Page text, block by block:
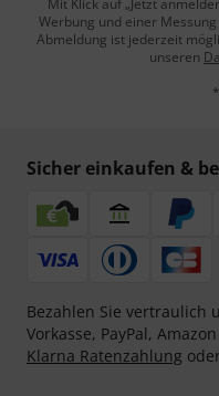
Mit Klick auf „Jetzt
Werbung und einer
Abmeldung ist jederzeit
unseren
Sicher einkaufen &
Bezahlen Sie vertraulich
Vorkasse, PayPal, Amazon
Klarna Ratenzahlung